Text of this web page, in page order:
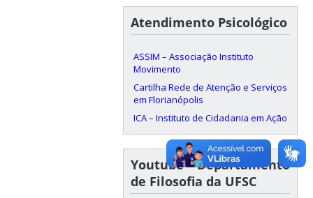
Atendimento Psicológico
ASSIM – Associação Instituto
Movimento
Cartilha Rede de Atenção e Serviços
em Florianópolis
ICA – Instituto de Cidadania em Ação
Youtube – Departamento
de Filosofia da UFSC